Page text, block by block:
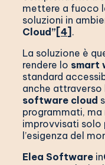
mettere a fuoco
soluzioni in
Cloud” [4] .
La soluzione è
rendere lo smart
standard
anche attraverso
software cloud
programmati, ma
improvvisati solo
l’esigenza del
Elea Software in